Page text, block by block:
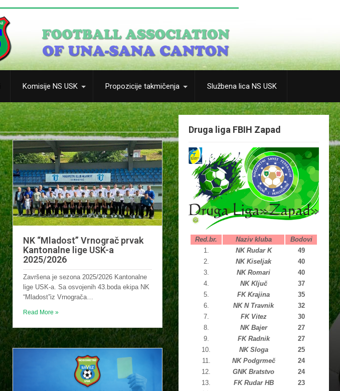
Komisije NS USK Propozicije takmičenja Službena lica NS USK
NK “Mladost” Vrnograč prvak
Kantonalne lige USK-a
2025/2026
Završena je sezona 2025/2026 Kantonalne
lige USK-a. Sa osvojenih 43.boda ekipa NK
“Mladost”iz Vrnograča…
Read More »
Druga liga FBIH Zapad
Red.br. Naziv kluba
Bodovi
1.
NK Rudar K
49
2.
NK Kiseljak
40
3.
NK Romari
40
4.
NK Ključ
37
5.
FK Krajina
35
6.
NK N Travnik
32
7.
FK Vitez
30
8.
NK Bajer
27
9.
FK Radnik
27
10.
NK Sloga
25
11.
NK Podgrmeč
24
12.
GNK Bratstvo
24
13.
FK Rudar HB
23